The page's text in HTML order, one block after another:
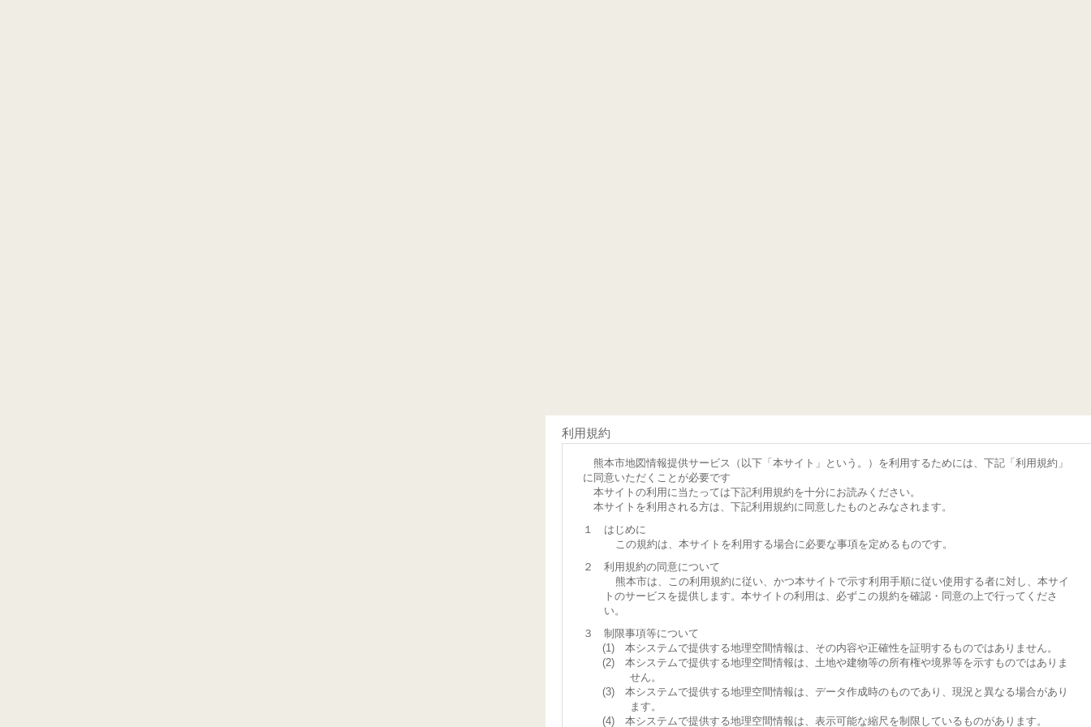
利用規約
熊本市地図情報提供サービス（以下「本サイト」という。）を利用するためには、下記「利用規約」
に同意いただくことが必要です
本サイトの利用に当たっては下記利用規約を十分にお読みください。
本サイトを利用される方は、下記利用規約に同意したものとみなされます。
１ はじめに
この規約は、本サイトを利用する場合に必要な事項を定めるものです。
２ 利用規約の同意について
熊本市は、この利用規約に従い、かつ本サイトで示す利用手順に従い使用する者に対し、本サイ
トのサービスを提供します。本サイトの利用は、必ずこの規約を確認・同意の上で行ってくださ
い。
３ 制限事項等について
(1) 本システムで提供する地理空間情報は、その内容や正確性を証明するものではありません。
(2) 本システムで提供する地理空間情報は、土地や建物等の所有権や境界等を示すものではありま
せん。
(3) 本システムで提供する地理空間情報は、データ作成時のものであり、現況と異なる場合があり
ます。
(4) 本システムで提供する地理空間情報は、表示可能な縮尺を制限しているものがあります。